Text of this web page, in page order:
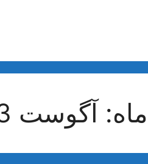
ماه: آگوست 2023